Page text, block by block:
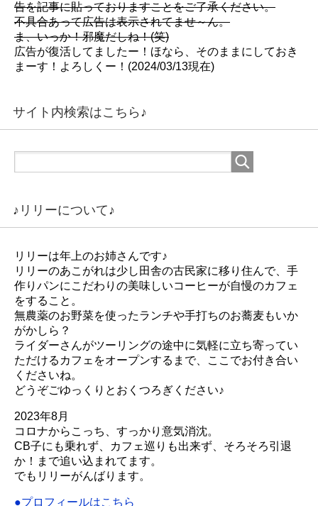
告を記事に貼っておりますことをご了承ください。
不具合あって広告は表示されてませ～ん。
ま、いっか！邪魔だしね！(笑)
広告が復活してましたー！ほなら、そのままにしておき
まーす！よろしくー！(2024/03/13現在)
サイト内検索はこちら♪
♪リリーについて♪
リリーは年上のお姉さんです♪
リリーのあこがれは少し田舎の古民家に移り住んで、手
作りパンにこだわりの美味しいコーヒーが自慢のカフェ
をすること。
無農薬のお野菜を使ったランチや手打ちのお蕎麦もいか
がかしら？
ライダーさんがツーリングの途中に気軽に立ち寄ってい
ただけるカフェをオープンするまで、ここでお付き合い
くださいね。
どうぞごゆっくりとおくつろぎください♪
2023年8月
コロナからこっち、すっかり意気消沈。
CB子にも乗れず、カフェ巡りも出来ず、そろそろ引退
か！まで追い込まれてます。
でもリリーがんばります。
●プロフィールはこちら